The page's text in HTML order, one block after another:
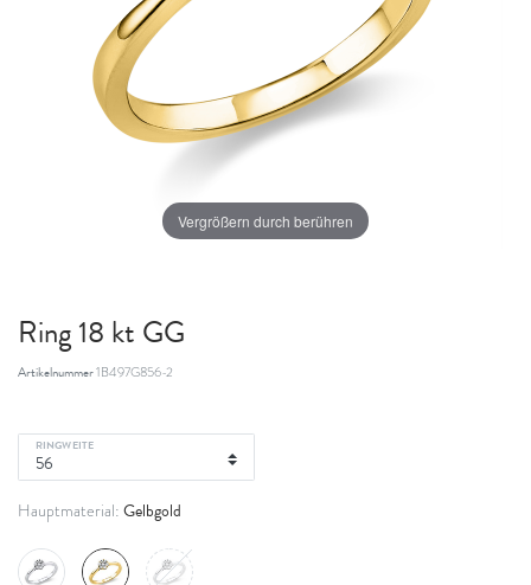
Vergrößern durch berühren
Ring 18 kt GG
Artikelnummer1B497G856-2
RINGWEITE
Hauptmaterial: Gelbgold